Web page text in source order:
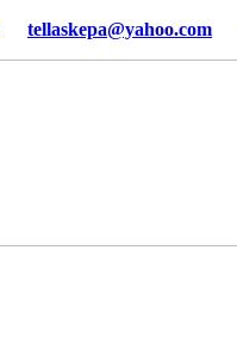
tellaskepa@yahoo.com